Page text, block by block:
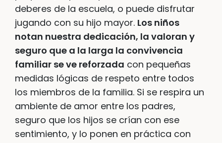
deberes de la escuela, o puede disfrutar
jugando con su hijo mayor. Los niños
notan nuestra dedicación, la valoran y
seguro que a la larga la convivencia
familiar se ve reforzada con pequeñas
medidas lógicas de respeto entre todos
los miembros de la familia. Si se respira un
ambiente de amor entre los padres,
seguro que los hijos se crían con ese
sentimiento, y lo ponen en práctica con